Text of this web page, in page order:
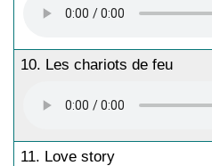
10. Les chariots de feu
11. Love story